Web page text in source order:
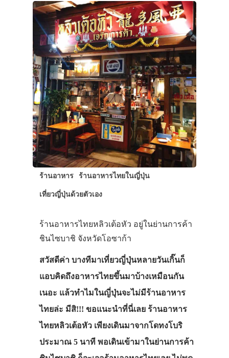
ร้านอาหาร ร้านอาหารไทยในญี่ปุ่น
เที่ยวญี่ปุ่นด้วยตัวเอง
ร้านอาหารไทยหลิวเต้อหัว อยู่ในย่านการค้า
ชินไซบาชิ จังหวัดโอซาก้า
สวัสดีค่า บางทีมาเที่ยวญี่ปุ่นหลายวันเกิ๊นก็
แอบคิดถึงอาหารไทยขึ้นมาบ้างเหมือนกัน
เนอะ แล้วทำไมในญี่ปุ่นจะไม่มีร้านอาหาร
ไทยล่ะ มีสิ!!! ขอแนะนำที่นี่เลย ร้านอาหาร
ไทยหลิวเต้อหัว เพียงเดินมาจากโดทงโบริ
ประมาณ 5 นาที พอเดินเข้ามาในย่านการค้า